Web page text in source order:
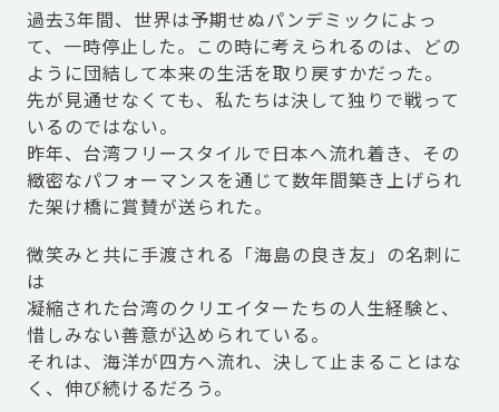
過去3年間、世界は予期せぬパンデミックによっ
て、一時停止した。この時に考えられるのは、どの
ように団結して本来の生活を取り戻すかだった。
先が見通せなくても、私たちは決して独りで戦って
いるのではない。
昨年、台湾フリースタイルで日本へ流れ着き、その
緻密なパフォーマンスを通じて数年間築き上げられ
た架け橋に賞賛が送られた。
微笑みと共に手渡される「海島の良き友」の名刺に
は
凝縮された台湾のクリエイターたちの人生経験と、
惜しみない善意が込められている。
それは、海洋が四方へ流れ、決して止まることはな
く、伸び続けるだろう。